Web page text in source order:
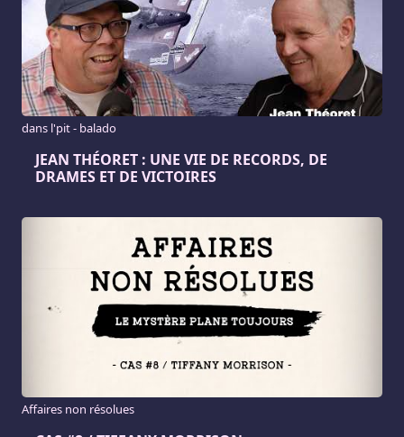
dans l'pit - balado
JEAN THÉORET : UNE VIE DE RECORDS, DE
DRAMES ET DE VICTOIRES
Affaires non résolues